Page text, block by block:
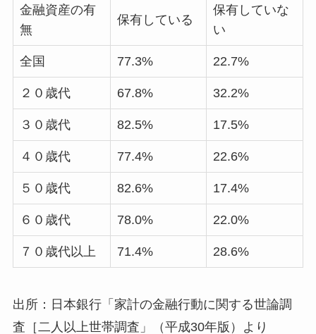
金融資産の有
無
保有している
保有していな
い
全国 77.3% 22.7%
２０歳代 67.8% 32.2%
３０歳代 82.5% 17.5%
４０歳代 77.4% 22.6%
５０歳代 82.6% 17.4%
６０歳代 78.0% 22.0%
７０歳代以上 71.4% 28.6%
出所：日本銀行「家計の金融行動に関する世論調
査［二人以上世帯調査」（平成30年版）より